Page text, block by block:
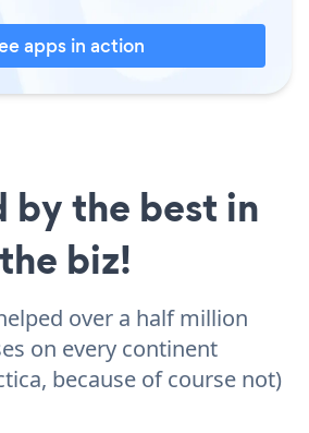
apps in action
by the best in
the biz!
over a half million
on every continent
because of course not)